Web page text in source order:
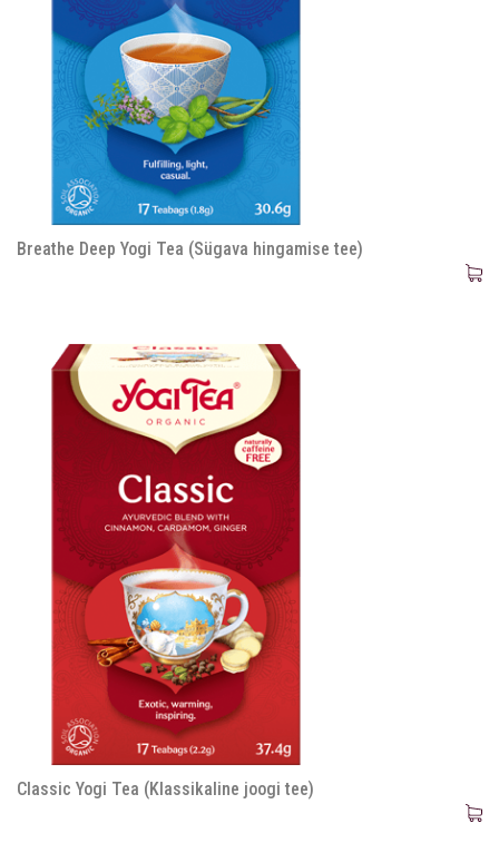
Breathe Deep Yogi Tea (Sügava hingamise tee)
Classic Yogi Tea (Klassikaline joogi tee)